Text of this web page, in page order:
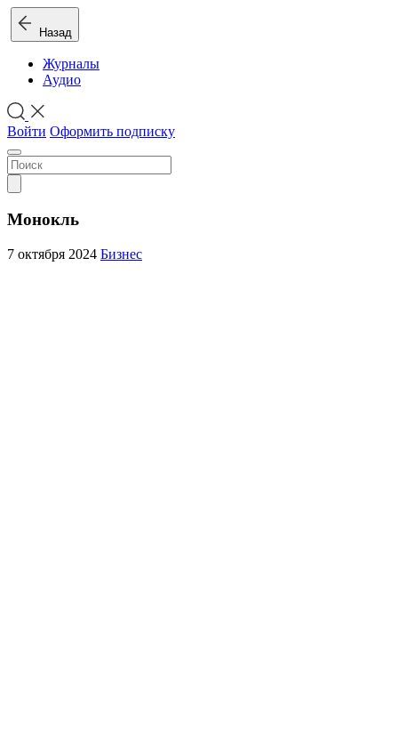
Назад
Журналы
Аудио
Войти Оформить подписку
Монокль
7 октября 2024 Бизнес